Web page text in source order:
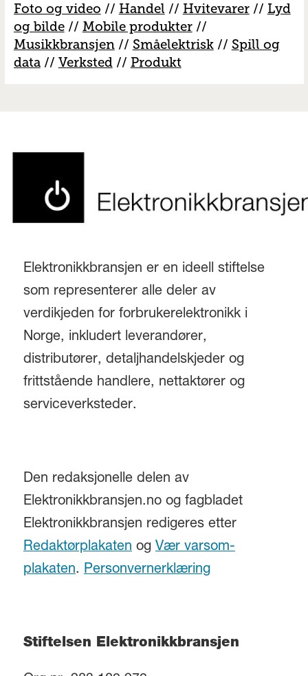
Foto og video // Handel // Hvitevarer// Lyd
og bilde// Mobile produkter//
Musikkbransjen// Småelektrisk// Spill og
data// Verksted// Produkt
Elektronikkbransjen er en ideell stiftelse
som representerer alle deler av
verdikjeden for forbrukerelektronikk i
Norge, inkludert leverandører,
distributører, detaljhandelskjeder og
frittstående handlere, nettaktører og
serviceverksteder.
Den redaksjonelle delen av
Elektronikkbransjen.no og fagbladet
Elektronikkbransjen redigeres etter
Redaktørplakaten og Vær varsom-
plakaten. Personvernerklæring
Stiftelsen Elektronikkbransjen